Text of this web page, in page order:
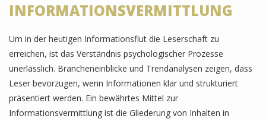
INFORMATIONSVERMITTLUNG
Um in der heutigen Informationsflut die Leserschaft zu
erreichen, ist das Verständnis psychologischer Prozesse
unerlässlich. Brancheneinblicke und Trendanalysen zeigen, dass
Leser bevorzugen, wenn Informationen klar und strukturiert
präsentiert werden. Ein bewährtes Mittel zur
Informationsvermittlung ist die Gliederung von Inhalten in